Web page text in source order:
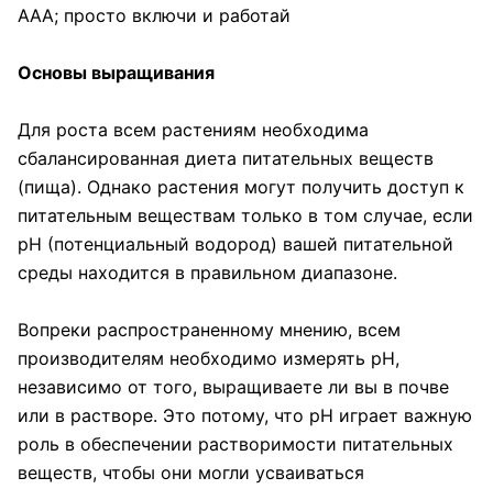
ААА; просто включи и работай
Основы выращивания
Для роста всем растениям необходима
сбалансированная диета питательных веществ
(пища). Однако растения могут получить доступ к
питательным веществам только в том случае, если
pH (потенциальный водород) вашей питательной
среды находится в правильном диапазоне.
Вопреки распространенному мнению, всем
производителям необходимо измерять pH,
независимо от того, выращиваете ли вы в почве
или в растворе. Это потому, что pH играет важную
роль в обеспечении растворимости питательных
веществ, чтобы они могли усваиваться